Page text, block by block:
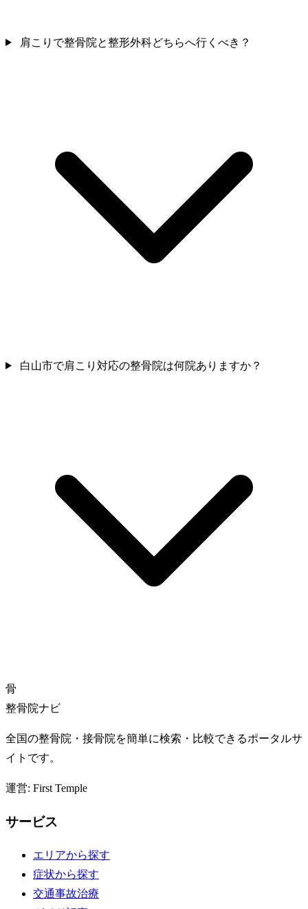
肩こりで整骨院と整形外科どちらへ行くべき？
白山市で肩こり対応の整骨院は何院ありますか？
骨
整骨院ナビ
全国の整骨院・接骨院を簡単に検索・比較できるポータルサ
イトです。
運営: First Temple
サービス
エリアから探す
症状から探す
交通事故治療